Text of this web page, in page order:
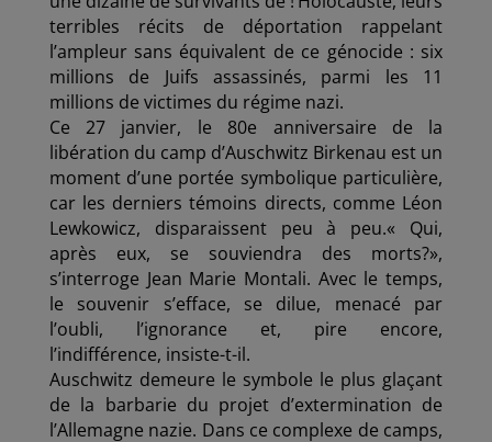
terribles récits de déportation rappelant
l’ampleur sans équivalent de ce génocide : six
millions de Juifs assassinés, parmi les 11
millions de victimes du régime nazi.
Ce 27 janvier, le 80e anniversaire de la
libération du camp d’Auschwitz­ Birkenau est un
moment d’une portée symbolique particulière,
car les derniers témoins directs, comme Léon
Lewkowicz, disparaissent peu à peu.« Qui,
après eux, se souviendra des morts?»,
s’interroge Jean­ Marie Montali. Avec le temps,
le souvenir s’efface, se dilue, menacé par
l’oubli, l’ignorance et, pire encore,
l’indifférence, insiste-t-il.
Auschwitz demeure le symbole le plus glaçant
de la barbarie du projet d’extermination de
l’Allemagne nazie. Dans ce complexe de camps,